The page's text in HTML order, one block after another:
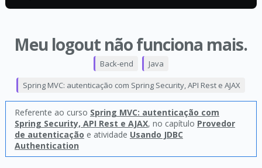
Meu logout não funciona mais.
Back-end Java
Spring MVC: autenticação com Spring Security, API Rest e AJAX
Referente ao curso Spring MVC: autenticação com
Spring Security, API Rest e AJAX, no capítulo Provedor
de autenticação e atividade Usando JDBC
Authentication